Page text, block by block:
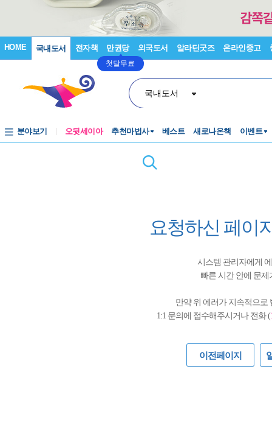
HOME 국내도서 전자책 만권당
첫달무료
외국도서 알라딘굿즈 온라인중고
국내도서
분야보기 오뒷세이아 추천마법사 베스트 새로나온책 이벤트
요청하신 페이
시스템 관리자에게
빠른 시간 안에 문
만약 위 에러가 지속적으로
1:1 문의에 접수해주시거나 전화 (
이전페이지